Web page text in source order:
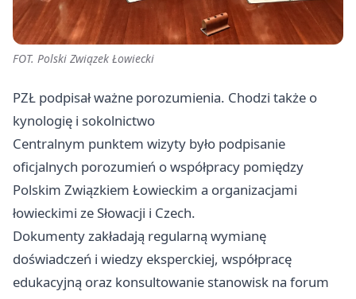
FOT. Polski Związek Łowiecki
PZŁ podpisał ważne porozumienia. Chodzi także o
kynologię i sokolnictwo
Centralnym punktem wizyty było podpisanie
oficjalnych porozumień o współpracy pomiędzy
Polskim Związkiem Łowieckim a organizacjami
łowieckimi ze Słowacji i Czech.
Dokumenty zakładają regularną wymianę
doświadczeń i wiedzy eksperckiej, współpracę
edukacyjną oraz konsultowanie stanowisk na forum